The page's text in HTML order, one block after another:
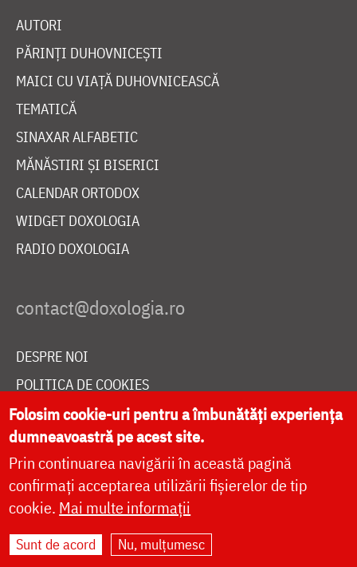
AUTORI
PĂRINȚI DUHOVNICEȘTI
MAICI CU VIAȚĂ DUHOVNICEASCĂ
TEMATICĂ
SINAXAR ALFABETIC
MĂNĂSTIRI ȘI BISERICI
CALENDAR ORTODOX
WIDGET DOXOLOGIA
RADIO DOXOLOGIA
DESPRE NOI
POLITICA DE COOKIES
DONEAZĂ ONLINE PENTRU CATEDRALA NAȚIONALĂ
LIVE
Site dezvoltat deDOXOLOGIA MEDIA
Folosim cookie-uri pentru a îmbunătăți experiența
dumneavoastră pe acest site.
Prin continuarea navigării în această pagină
confirmați acceptarea utilizării fișierelor de tip
cookie. Mai multe informații
Sunt de acord Nu, mulțumesc